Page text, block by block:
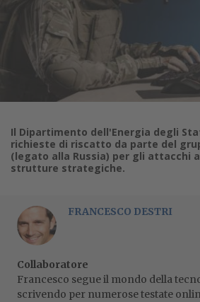
Il Dipartimento dell'Energia degli
richieste di riscatto da parte del
(legato alla Russia) per gli attacchi
strutture strategiche.
FRANCESCO DESTRI
Collaboratore
Francesco segue il mondo della
scrivendo per numerose testate